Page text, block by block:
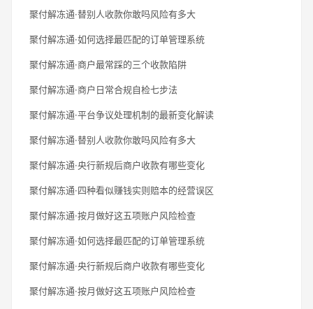
聚付解冻通·替别人收款你敢吗风险有多大
聚付解冻通·如何选择最匹配的订单管理系统
聚付解冻通·商户最常踩的三个收款陷阱
聚付解冻通·商户日常合规自检七步法
聚付解冻通·平台争议处理机制的最新变化解读
聚付解冻通·替别人收款你敢吗风险有多大
聚付解冻通·央行新规后商户收款有哪些变化
聚付解冻通·四种看似赚钱实则赔本的经营误区
聚付解冻通·按月做好这五项账户风险检查
聚付解冻通·如何选择最匹配的订单管理系统
聚付解冻通·央行新规后商户收款有哪些变化
聚付解冻通·按月做好这五项账户风险检查